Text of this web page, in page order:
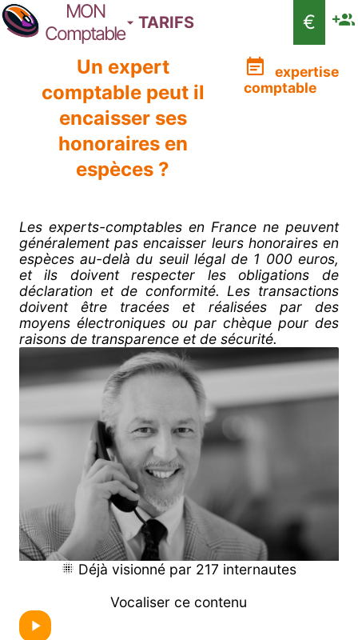
MON
Comptable
TARIFS
€
Un expert
comptable peut il
encaisser ses
honoraires en
espèces ?
expertise
comptable
Les experts-comptables en France ne peuvent
généralement pas encaisser leurs honoraires en
espèces au-delà du seuil légal de 1 000 euros,
et ils doivent respecter les obligations de
déclaration et de conformité. Les transactions
doivent être tracées et réalisées par des
moyens électroniques ou par chèque pour des
raisons de transparence et de sécurité.
Déjà visionné par 217 internautes
Vocaliser ce contenu